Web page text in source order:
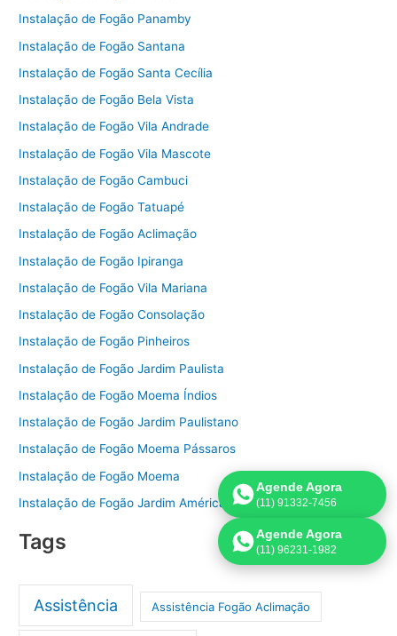
Instalação de Fogão Panamby
Instalação de Fogão Santana
Instalação de Fogão Santa Cecília
Instalação de Fogão Bela Vista
Instalação de Fogão Vila Andrade
Instalação de Fogão Vila Mascote
Instalação de Fogão Cambuci
Instalação de Fogão Tatuapé
Instalação de Fogão Aclimação
Instalação de Fogão Ipiranga
Instalação de Fogão Vila Mariana
Instalação de Fogão Consolação
Instalação de Fogão Pinheiros
Instalação de Fogão Jardim Paulista
Instalação de Fogão Moema Índios
Instalação de Fogão Jardim Paulistano
Instalação de Fogão Moema Pássaros
Instalação de Fogão Moema
Instalação de Fogão Jardim América
Tags
Assistência Assistência Fogão Aclimação
Agende Agora
(11) 91332-7456
Agende Agora
(11) 96231-1982